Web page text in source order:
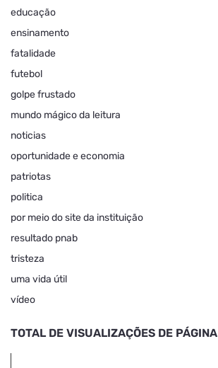
educação
ensinamento
fatalidade
futebol
golpe frustado
mundo mágico da leitura
noticias
oportunidade e economia
patriotas
politica
por meio do site da instituição
resultado pnab
tristeza
uma vida útil
vídeo
TOTAL DE VISUALIZAÇÕES DE PÁGINA